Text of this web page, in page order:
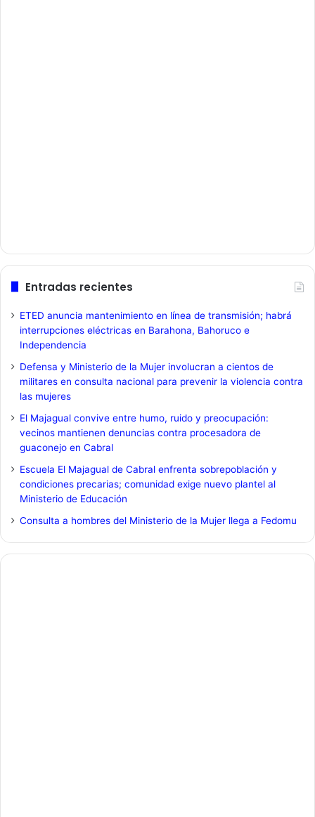
Entradas recientes
ETED anuncia mantenimiento en línea de transmisión; habrá
interrupciones eléctricas en Barahona, Bahoruco e
Independencia
Defensa y Ministerio de la Mujer involucran a cientos de
militares en consulta nacional para prevenir la violencia contra
las mujeres
El Majagual convive entre humo, ruido y preocupación:
vecinos mantienen denuncias contra procesadora de
guaconejo en Cabral
Escuela El Majagual de Cabral enfrenta sobrepoblación y
condiciones precarias; comunidad exige nuevo plantel al
Ministerio de Educación
Consulta a hombres del Ministerio de la Mujer llega a Fedomu